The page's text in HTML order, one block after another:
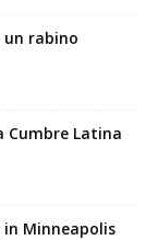
un rabino
Cumbre Latina
Minneapolis